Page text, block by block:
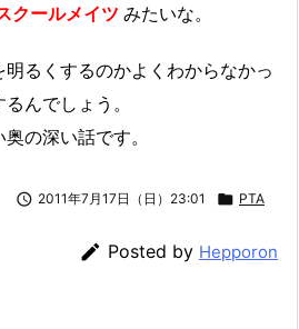
クールメイツ みたいな。
るくするのかよくわからなかっ
んでしょう。
の深い話です。
 2011年7月17日（日）23:01  PTA
 Posted by Hepporon